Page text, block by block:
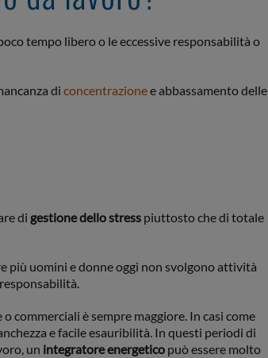
tempo libero o le eccessive responsabilità o
di concentrazionee abbassamento delle
di gestione dello stress piuttosto che di totale
più uomini e donne oggi non svolgono attività
commerciali è sempre maggiore. In casi come
e facile esauribilità. In questi periodi di
un integratore energetico può essere molto